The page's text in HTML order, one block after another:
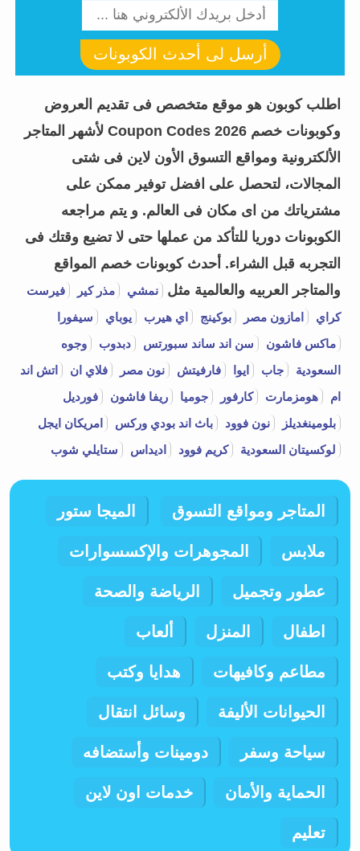
أرسل لى أحدث الكوبونات
اطلب كوبون هو موقع متخصص فى تقديم العروض
وكوبونات خصم Coupon Codes 2026 لأشهر المتاجر
الألكترونية ومواقع التسوق الأون لاين فى شتى
المجالات، لتحصل على افضل توفير ممكن على
مشترياتك من اى مكان فى العالم. و يتم مراجعه
الكوبونات دوريا للتأكد من عملها حتى لا تضيع وقتك فى
التجربه قبل الشراء. أحدث كوبونات خصم المواقع
والمتاجر العربيه والعالمية مثل
نمشي مذر كير
فيرست
كراي
امازون مصر بوكينج اي هيرب يوباي
سيفورا
ماكس فاشون
سن اند ساند سبورتس دبدوب
وجوه
السعودية
جاب ايوا فارفيتش نون مصر فلاي ان
اتش اند
ام
هومزمارت كارفور جوميا ريفا فاشون
فورديل
بلومينغديلز
نون فوود باث اند بودي وركس
امريكان ايجل
لوكسيتان السعودية
كريم فوود اديداس ستايلي شوب
المتاجر ومواقع التسوق الميجا ستور
ملابس المجوهرات والإكسسوارات
عطور وتجميل الرياضة والصحة
اطفال المنزل ألعاب
مطاعم وكافيهات هدايا وكتب
الحيوانات الأليفة وسائل انتقال
سياحة وسفر دومينات وأستضافه
الحماية والأمان خدمات اون لاين
تعليم